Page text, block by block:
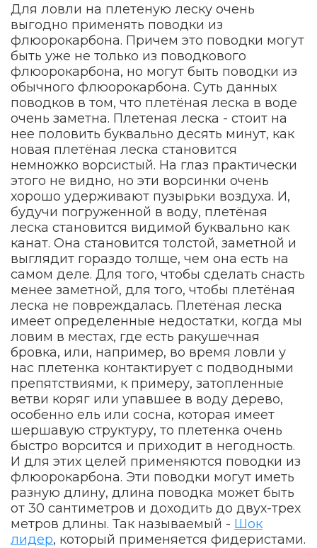
Для ловли на плетеную леску очень
выгодно применять поводки из
флюорокарбона. Причем это поводки могут
быть уже не только из поводкового
флюорокарбона, но могут быть поводки из
обычного флюорокарбона. Суть данных
поводков в том, что плетёная леска в воде
очень заметна. Плетеная леска - стоит на
нее половить буквально десять минут, как
новая плетёная леска становится
немножко ворсистый. На глаз практически
этого не видно, но эти ворсинки очень
хорошо удерживают пузырьки воздуха. И,
будучи погруженной в воду, плетёная
леска становится видимой буквально как
канат. Она становится толстой, заметной и
выглядит гораздо толще, чем она есть на
самом деле. Для того, чтобы сделать снасть
менее заметной, для того, чтобы плетёная
леска не повреждалась. Плетёная леска
имеет определенные недостатки, когда мы
ловим в местах, где есть ракушечная
бровка, или, например, во время ловли у
нас плетенка контактирует с подводными
препятствиями, к примеру, затопленные
ветви коряг или упавшее в воду дерево,
особенно ель или сосна, которая имеет
шершавую структуру, то плетенка очень
быстро ворсится и приходит в негодность.
И для этих целей применяются поводки из
флюорокарбона. Эти поводки могут иметь
разную длину, длина поводка может быть
от 30 сантиметров и доходить до двух-трех
метров длины. Так называемый - Шок
лидер, который применяется фидеристами.